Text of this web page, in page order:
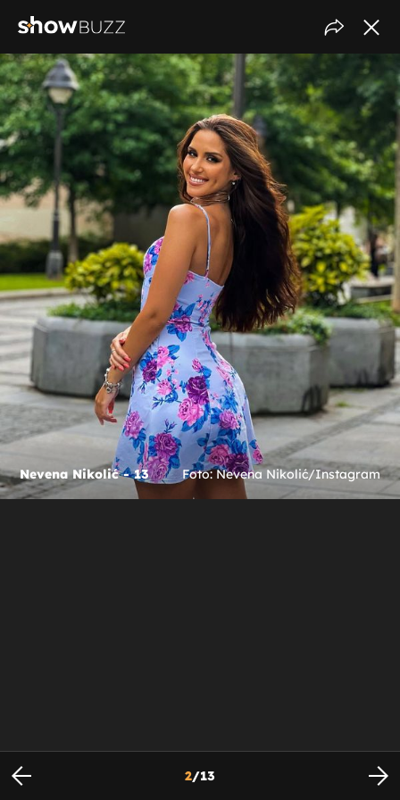
Nevena Nikolić - 13 Foto: Nevena Nikolić/Instagram
2/13